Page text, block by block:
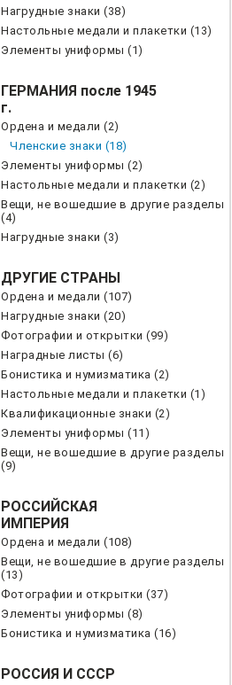
Нагрудные знаки (38)
Настольные медали и плакетки (13)
Элементы униформы (1)
ГЕРМАНИЯ после 1945
г.
Ордена и медали (2)
Членские знаки (18)
Элементы униформы (2)
Настольные медали и плакетки (2)
Вещи, не вошедшие в другие разделы
(4)
Нагрудные знаки (3)
ДРУГИЕ СТРАНЫ
Ордена и медали (107)
Нагрудные знаки (20)
Фотографии и открытки (99)
Наградные листы (6)
Бонистика и нумизматика (2)
Настольные медали и плакетки (1)
Квалификационные знаки (2)
Элементы униформы (11)
Вещи, не вошедшие в другие разделы
(9)
РОССИЙСКАЯ
ИМПЕРИЯ
Ордена и медали (108)
Вещи, не вошедшие в другие разделы
(13)
Фотографии и открытки (37)
Элементы униформы (8)
Бонистика и нумизматика (16)
РОССИЯ И СССР